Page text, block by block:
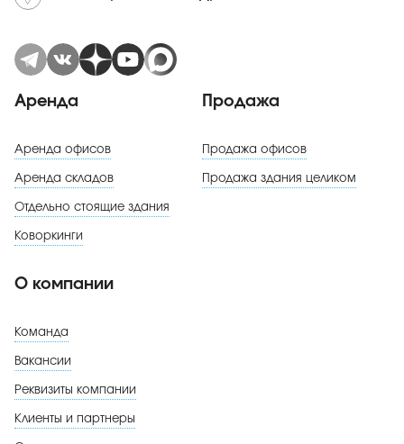
Аренда
Аренда офисов
Аренда складов
Отдельно стоящие здания
Коворкинги
Продажа
Продажа офисов
Продажа здания целиком
О компании
Команда
Вакансии
Реквизиты компании
Клиенты и партнеры